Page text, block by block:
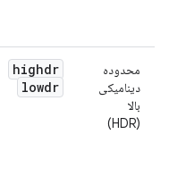
محدوده
دینامیکی
بالا
(HDR)
highdr
lowdr